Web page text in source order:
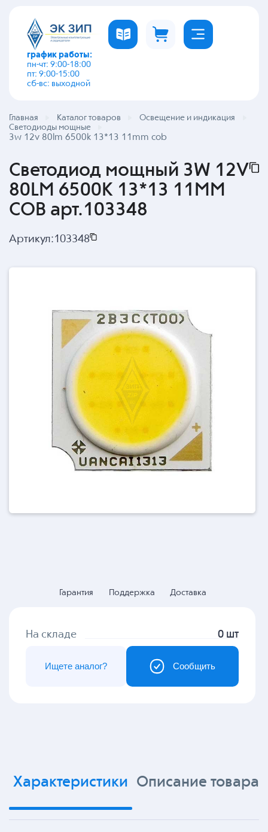
график работы:
пн-чт: 9:00-18:00
пт: 9:00-15:00
сб-вс: выходной
Главная Каталог товаров
Освещение и индикация
Светодиоды мощные
3w 12v 80lm 6500k 13*13 11mm cob
Светодиод мощный 3W 12V
80LM 6500K 13*13 11MM
COB арт.103348
Артикул:103348
Гарантия Поддержка Доставка
На складе 0 шт
Сообщить
Ищете аналог?
Характеристики Описание товара